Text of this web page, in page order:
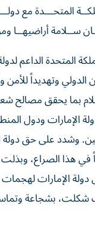
المتحـــدة مع
ســلامة أراضيهــا
الداعم
الدولي وتهديداً
بما يحقق مصالح
الإمارات ودول
وشدد على حق
في هذا الصراع،
الإمارات لهجمات
شكلت، بشجاعة